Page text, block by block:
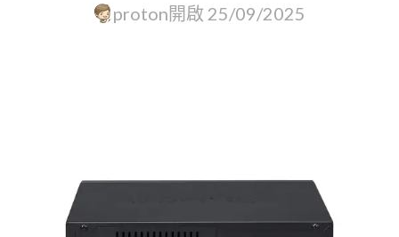
proton開啟 25/09/2025